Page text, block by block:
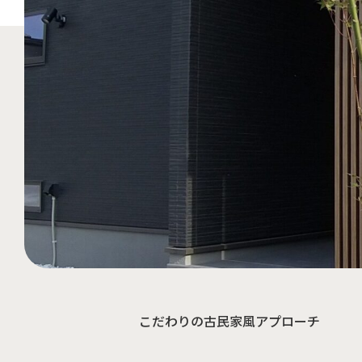
こだわりの古民家風アプローチ